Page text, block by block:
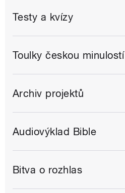
Testy a kvízy
Toulky českou minulostí
Archiv projektů
Audiovýklad Bible
Bitva o rozhlas